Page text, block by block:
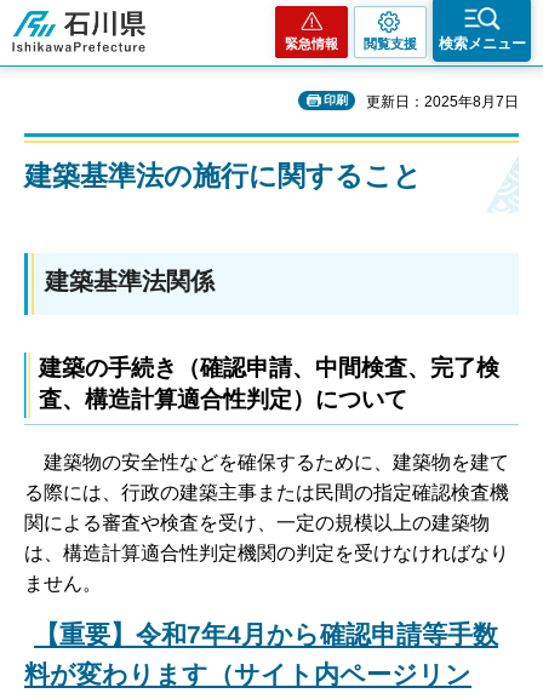
石川県
緊急情報 閲覧支援 検索メニュー
印刷 更新日：2025年8月7日
建築基準法の施行に関すること
建築基準法関係
建築の手続き（確認申請、中間検査、完了検
査、構造計算適合性判定）について
建築物の安全性などを確保するために、建築物を建て
る際には、行政の建築主事または民間の指定確認検査機
関による審査や検査を受け、一定の規模以上の建築物
は、構造計算適合性判定機関の判定を受けなければなり
ません。
【重要】令和7年4月から確認申請等手数
料が変わります（サイト内ページリン